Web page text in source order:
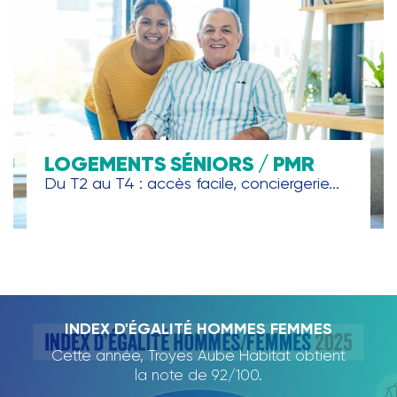
LOGEMENTS SÉNIORS / PMR
Du T2 au T4 : accès facile, conciergerie...
INDEX D'ÉGALITÉ HOMMES FEMMES
Cette année, Troyes Aube Habitat obtient
la note de 92/100.
RAPPORT D'ACTIVITÉ 2024
Nous avons le plaisir de vous présenter
notre rapport d'activité 2024., qui dresse
TROYES AUBE HABITAT, PARTENAIRE DE
L'ECOLE DE LA DEUXIÈME
CHANCE